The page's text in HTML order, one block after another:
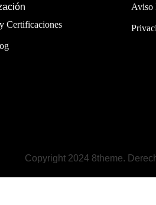
Certificaciones
Aviso
Copyright 2024 8theme.